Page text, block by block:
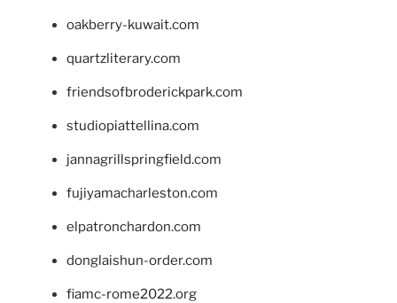
oakberry-kuwait.com
quartzliterary.com
friendsofbroderickpark.com
studiopiattellina.com
jannagrillspringfield.com
fujiyamacharleston.com
elpatronchardon.com
donglaishun-order.com
fiamc-rome2022.org